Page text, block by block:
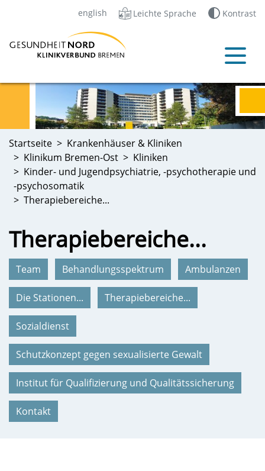
english Leichte Sprache Kontrast
Startseite
Krankenhäuser & Kliniken
Klinikum Bremen-Ost
Kliniken
Kinder- und Jugendpsychiatrie, -psychotherapie und
-psychosomatik
Therapiebereiche...
Therapiebereiche...
Team Behandlungsspektrum Ambulanzen
Die Stationen... Therapiebereiche...
Sozialdienst
Schutzkonzept gegen sexualisierte Gewalt
Institut für Qualifizierung und Qualitätssicherung
Kontakt